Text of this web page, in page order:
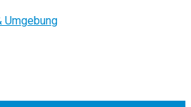
Umgebung